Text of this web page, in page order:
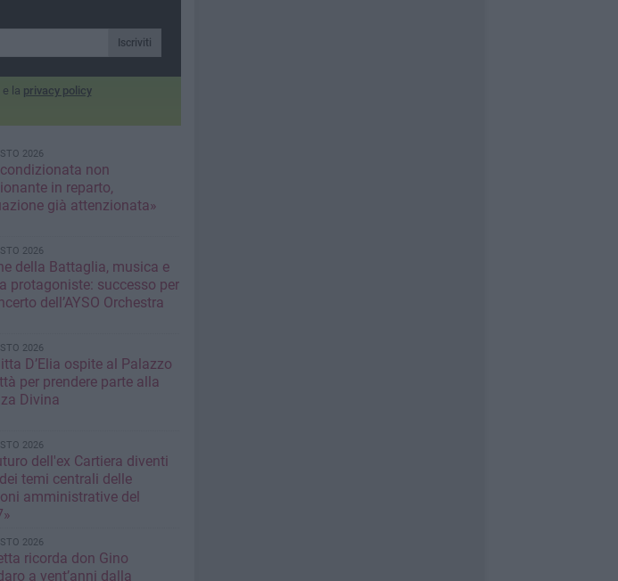
di
Iscriviti
e la privacy policy
2026
non
in reparto,
già attenzionata»
2026
della Battaglia, musica e
protagoniste: successo per
dell’AYSO Orchestra
2026
D’Elia ospite al Palazzo
per prendere parte alla
Divina
2026
dell'ex Cartiera diventi
temi centrali delle
amministrative del
2026
ricorda don Gino
a vent’anni dalla